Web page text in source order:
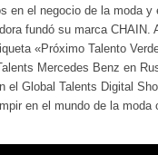
en el negocio de la moda y
fundó su marca
«Próximo Talento
Mercedes Benz en
el Global Talents Digital
en el mundo de la